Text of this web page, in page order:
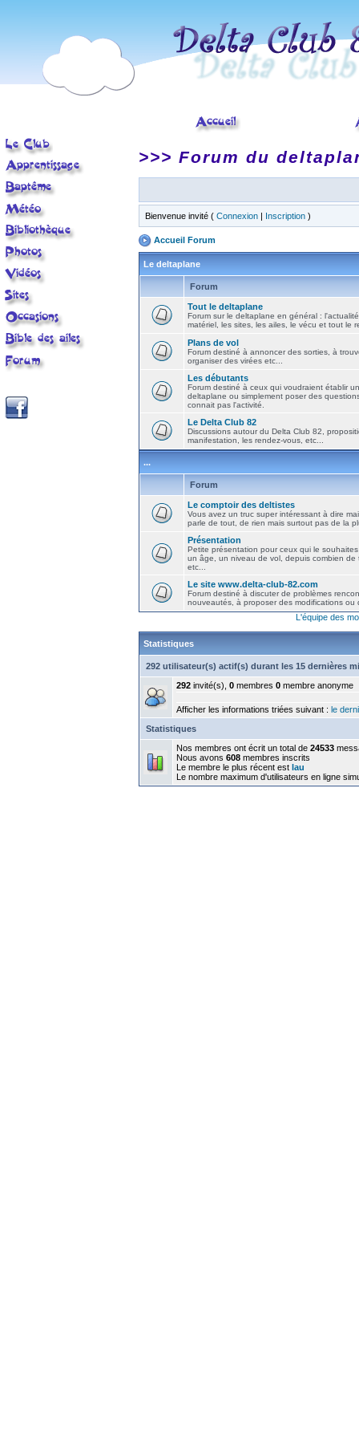
>>> Forum du
Bienvenue invité ( Connexion | Inscription )
Accueil Forum
Le deltaplane
Forum
Tout le deltaplane
Forum sur le deltaplane en général :
matériel, les sites, les ailes, le vécu et tout le
Plans de vol
Forum destiné à annoncer des sorties, à
organiser des virées etc...
Les débutants
Forum destiné à ceux qui voudraient établir
deltaplane ou simplement poser des
connait pas l'activité.
Le Delta Club 82
Discussions autour du Delta Club 82,
manifestation, les rendez-vous, etc...
...
Forum
Le comptoir des deltistes
Vous avez un truc super intéressant à dire
parle de tout, de rien mais surtout pas de la
Présentation
Petite présentation pour ceux qui le
un âge, un niveau de vol, depuis combien de
etc...
Le site www.delta-club-82.com
Forum destiné à discuter de problèmes
nouveautés, à proposer des modifications ou
L'équipe des
Statistiques
292 utilisateur(s) actif(s) durant les 15 dernières
292 invité(s), 0 membres 0 membre anonyme
Afficher les informations triées suivant : le
Statistiques
Nos membres ont écrit un total de 24533
Nous avons 608 membres inscrits
Le membre le plus récent est lau
Le nombre maximum d'utilisateurs en ligne